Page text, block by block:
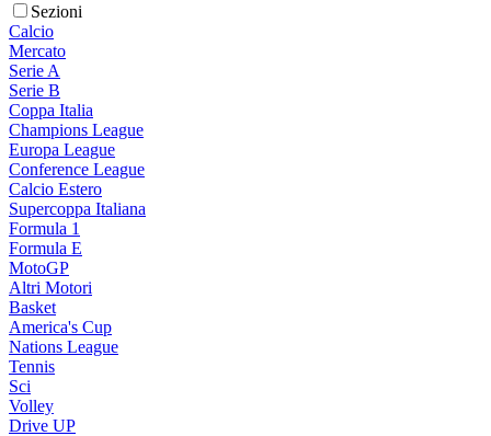
Sezioni
Calcio
Mercato
Serie A
Serie B
Coppa Italia
Champions League
Europa League
Conference League
Calcio Estero
Supercoppa Italiana
Formula 1
Formula E
MotoGP
Altri Motori
Basket
America's Cup
Nations League
Tennis
Sci
Volley
Drive UP